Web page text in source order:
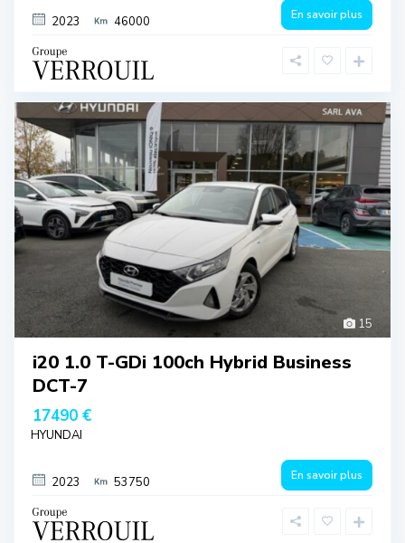
2023 46000 En savoir plus
15
i20 1.0 T-GDi 100ch Hybrid Business
DCT-7
17490 €
HYUNDAI
2023 53750 En savoir plus